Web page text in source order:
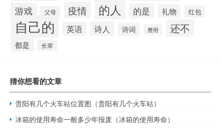
游戏 父母 疫情 的人 的是 礼物 红包
自己的 英语 诗人 诗词 费用 还不
都是 长辈
猜你想看的文章
贵阳有几个火车站位置图（贵阳有几个火车站）
冰箱的使用寿命一般多少年报废（冰箱的使用寿命）